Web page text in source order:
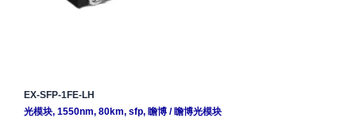
EX-SFP-1FE-LH
光模块, 1550nm, 80km, sfp, 瞻博/ 瞻博光模块